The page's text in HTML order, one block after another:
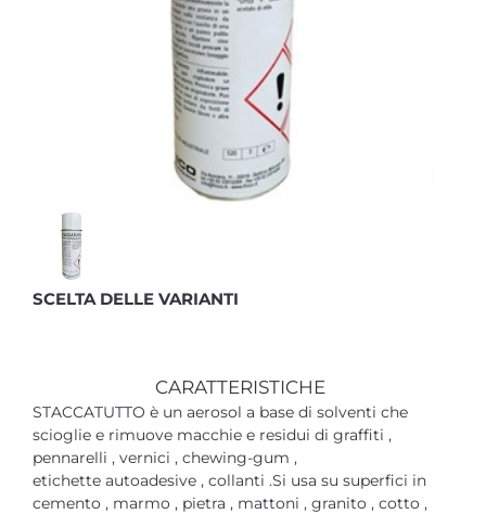
SCELTA DELLE VARIANTI
CARATTERISTICHE
STACCATUTTO è un aerosol a base di solventi che
scioglie e rimuove macchie e residui di graffiti ,
pennarelli , vernici , chewing-gum ,
etichette autoadesive , collanti .Si usa su superfici in
cemento , marmo , pietra , mattoni , granito , cotto ,